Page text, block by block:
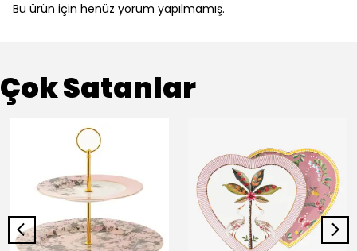
Bu ürün için henüz yorum yapılmamış.
Çok Satanlar